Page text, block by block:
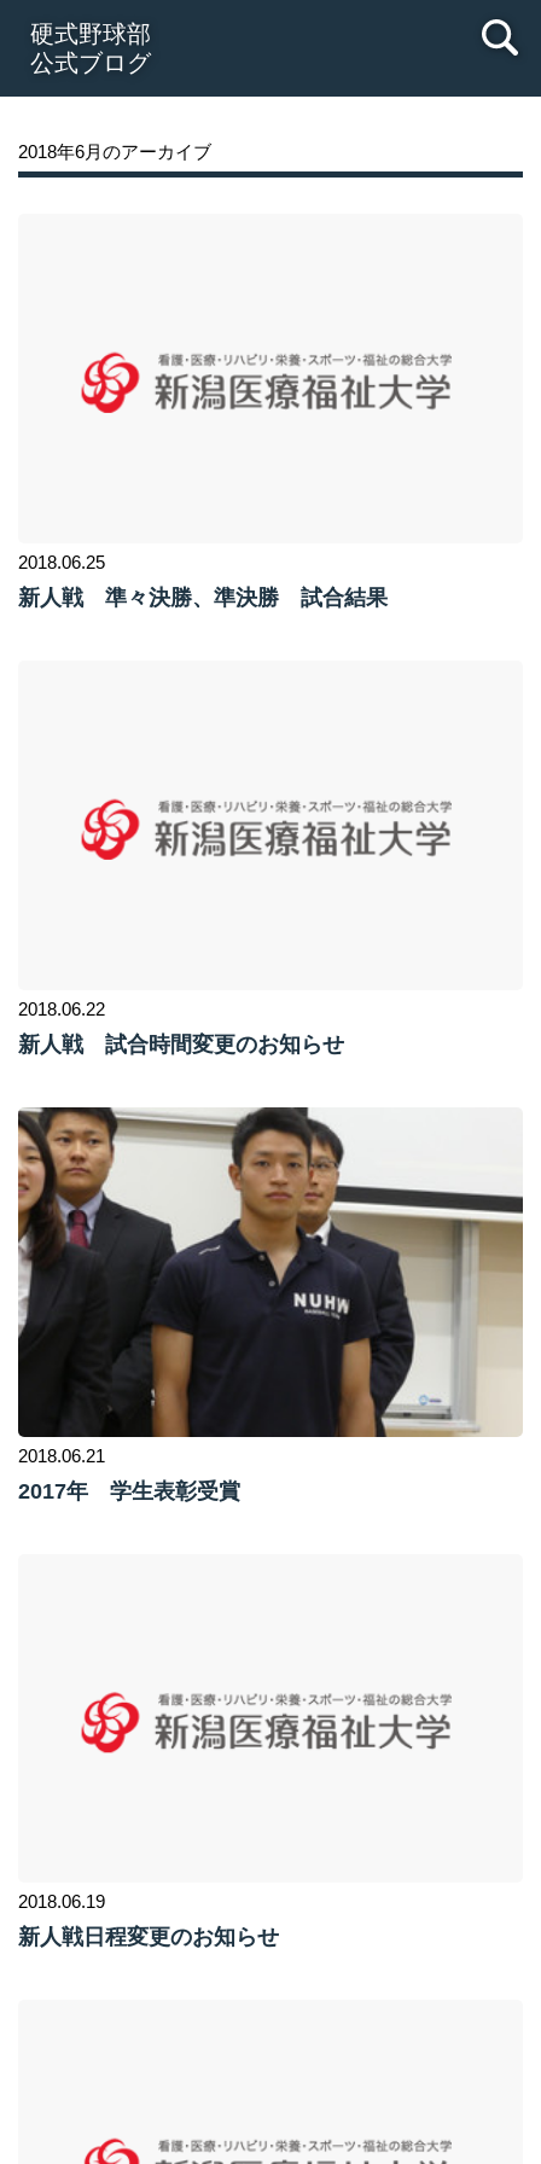
硬式野球部
公式ブログ
2018年6月のアーカイブ
2018.06.25
新人戦 準々決勝、準決勝 試合結果
2018.06.22
新人戦 試合時間変更のお知らせ
2018.06.21
2017年 学生表彰受賞
2018.06.19
新人戦日程変更のお知らせ